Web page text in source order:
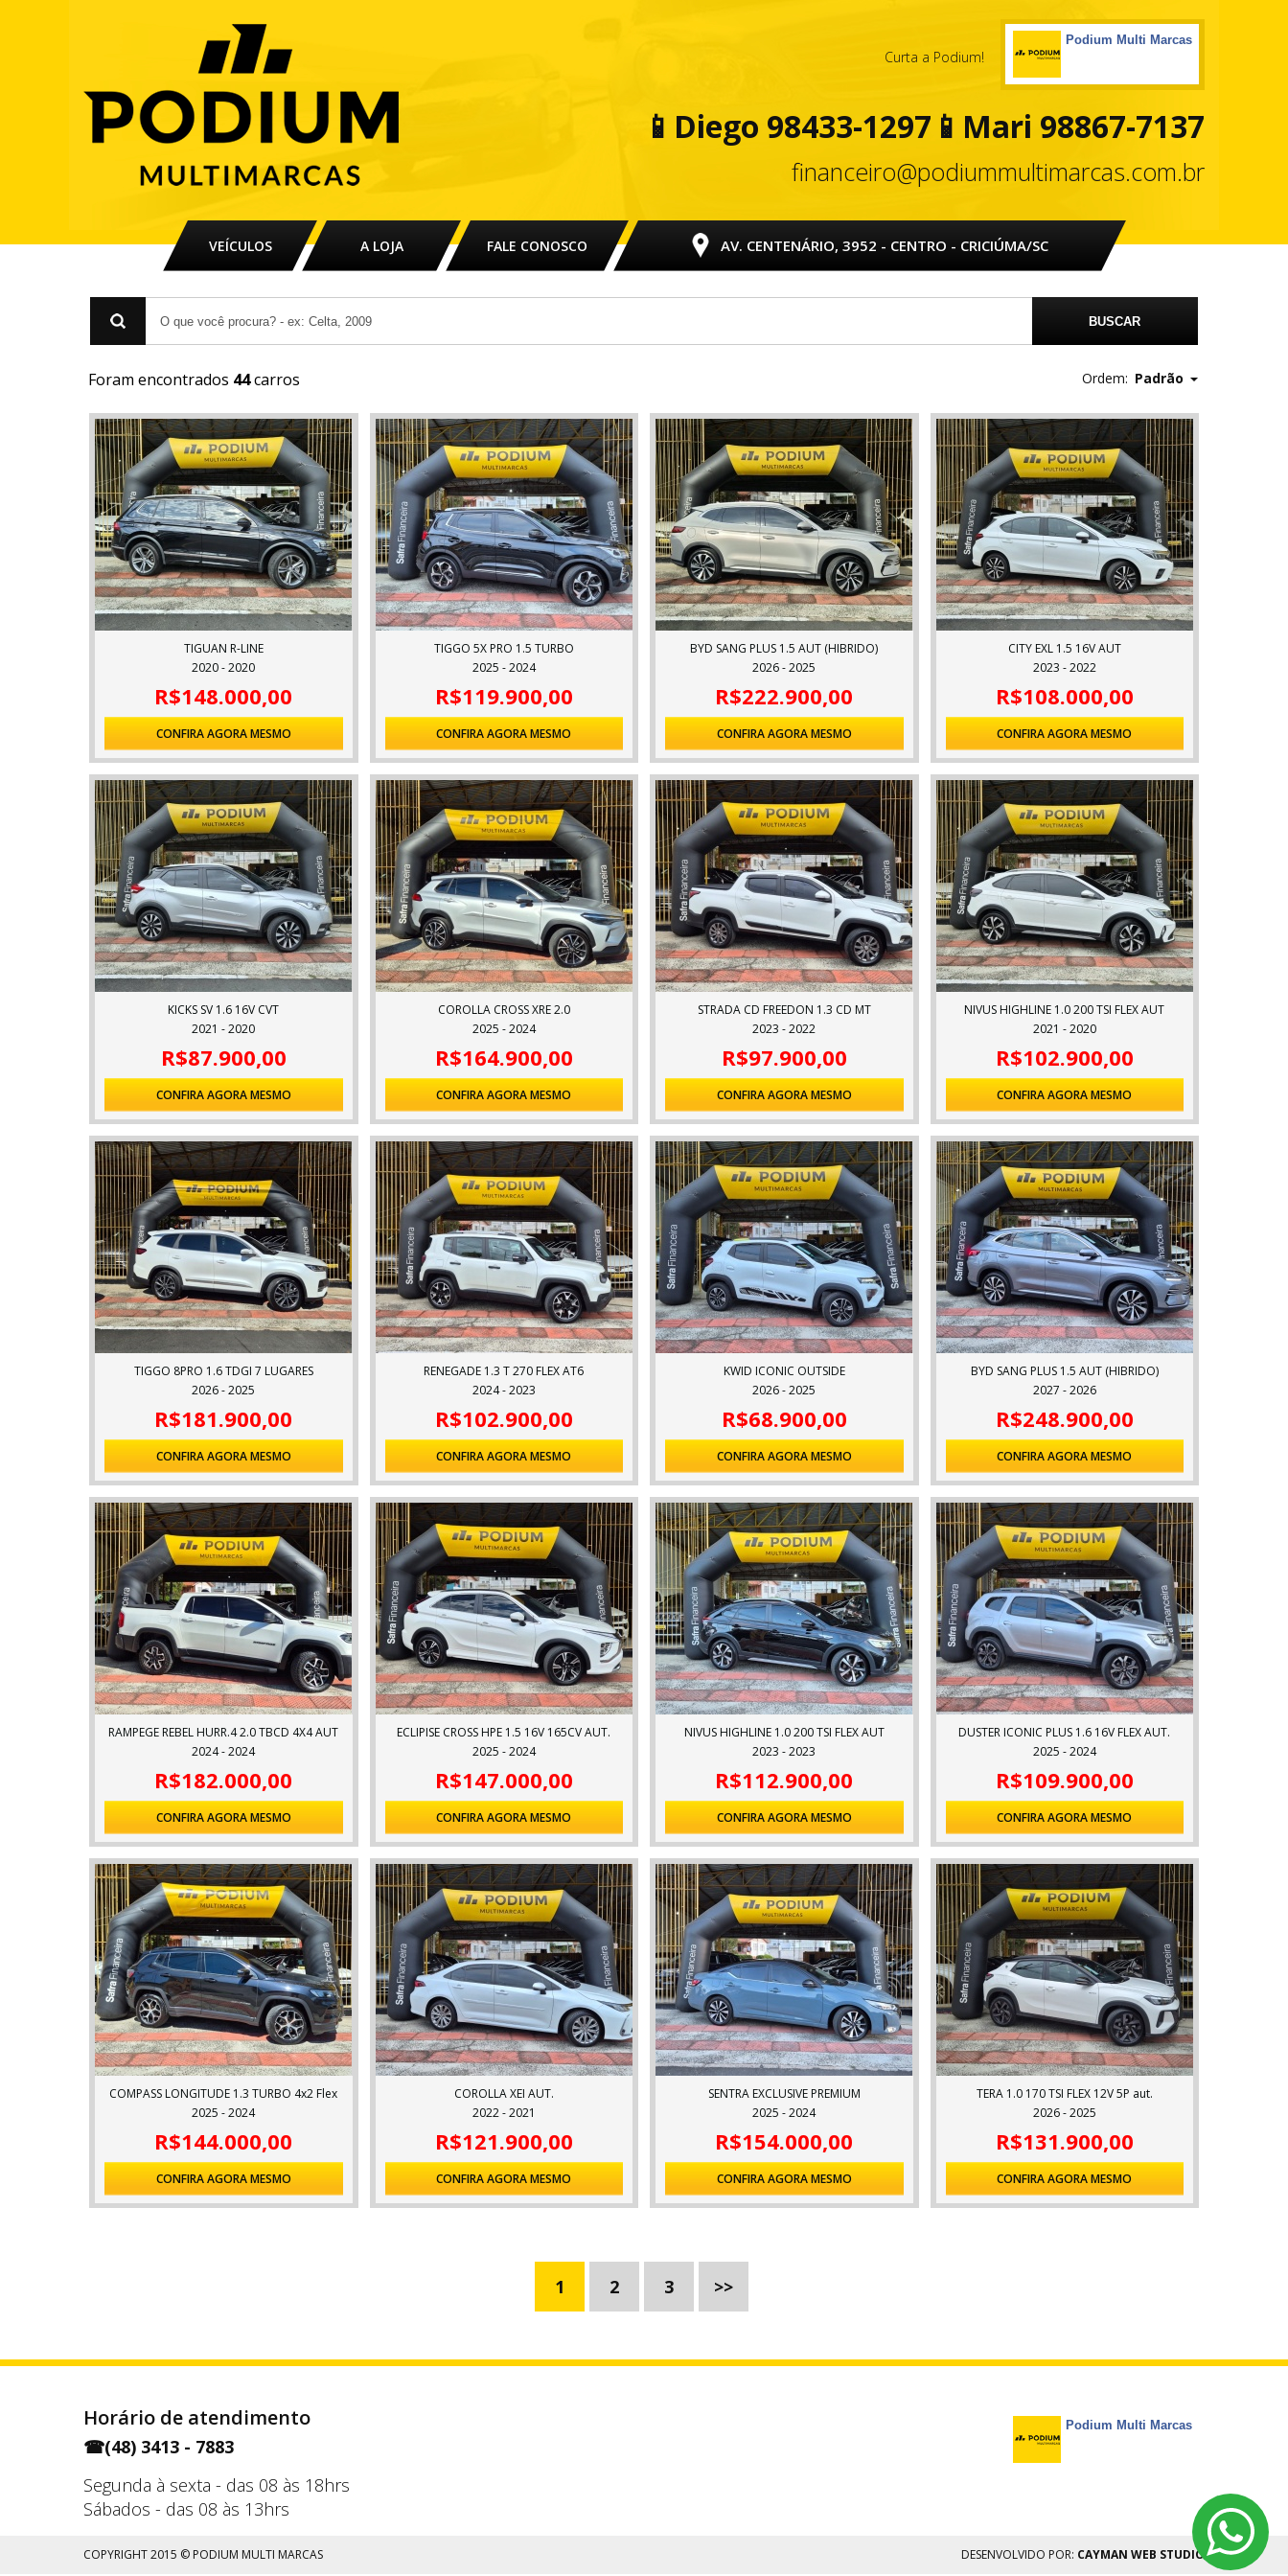
Curta a Podium!
Podium Multi Marcas
📱 Diego 98433-1297 📱 Mari 98867-7137
financeiro@podiummultimarcas.com.br
VEÍCULOS A LOJA FALE CONOSCO AV. CENTENÁRIO, 3952 - CENTRO - CRICIÚMA/SC
Foram encontrados 44carros Ordem: Padrão
TIGUAN R-LINE
2020 - 2020
R$148.000,00
CONFIRA AGORA MESMO
TIGGO 5X PRO 1.5 TURBO
2025 - 2024
R$119.900,00
CONFIRA AGORA MESMO
BYD SANG PLUS 1.5 AUT (HIBRIDO)
2026 - 2025
R$222.900,00
CONFIRA AGORA MESMO
CITY EXL 1.5 16V AUT
2023 - 2022
R$108.000,00
CONFIRA AGORA MESMO
KICKS SV 1.6 16V CVT
2021 - 2020
R$87.900,00
CONFIRA AGORA MESMO
COROLLA CROSS XRE 2.0
2025 - 2024
R$164.900,00
CONFIRA AGORA MESMO
STRADA CD FREEDON 1.3 CD MT
2023 - 2022
R$97.900,00
CONFIRA AGORA MESMO
NIVUS HIGHLINE 1.0 200 TSI FLEX AUT
2021 - 2020
R$102.900,00
CONFIRA AGORA MESMO
TIGGO 8PRO 1.6 TDGI 7 LUGARES
2026 - 2025
R$181.900,00
CONFIRA AGORA MESMO
RENEGADE 1.3 T 270 FLEX AT6
2024 - 2023
R$102.900,00
CONFIRA AGORA MESMO
KWID ICONIC OUTSIDE
2026 - 2025
R$68.900,00
CONFIRA AGORA MESMO
BYD SANG PLUS 1.5 AUT (HIBRIDO)
2027 - 2026
R$248.900,00
CONFIRA AGORA MESMO
RAMPEGE REBEL HURR.4 2.0 TBCD 4X4 AUT
2024 - 2024
R$182.000,00
CONFIRA AGORA MESMO
ECLIPISE CROSS HPE 1.5 16V 165CV AUT.
2025 - 2024
R$147.000,00
CONFIRA AGORA MESMO
NIVUS HIGHLINE 1.0 200 TSI FLEX AUT
2023 - 2023
R$112.900,00
CONFIRA AGORA MESMO
DUSTER ICONIC PLUS 1.6 16V FLEX AUT.
2025 - 2024
R$109.900,00
CONFIRA AGORA MESMO
COMPASS LONGITUDE 1.3 TURBO 4x2 Flex
16V Aut.
2025 - 2024
R$144.000,00
CONFIRA AGORA MESMO
COROLLA XEI AUT.
2022 - 2021
R$121.900,00
CONFIRA AGORA MESMO
SENTRA EXCLUSIVE PREMIUM
2025 - 2024
R$154.000,00
CONFIRA AGORA MESMO
TERA 1.0 170 TSI FLEX 12V 5P aut.
2026 - 2025
R$131.900,00
CONFIRA AGORA MESMO
1 2 3 >>
Horário de atendimento
☎(48) 3413 - 7883
Segunda à sexta - das 08 às 18hrs
Sábados - das 08 às 13hrs
Podium Multi Marcas
COPYRIGHT 2015 © PODIUM MULTI MARCAS DESENVOLVIDO POR: CAYMAN WEB STUDIO